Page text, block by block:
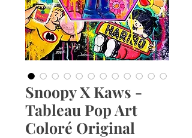
Snoopy X Kaws -
Tableau Pop Art
Coloré Original